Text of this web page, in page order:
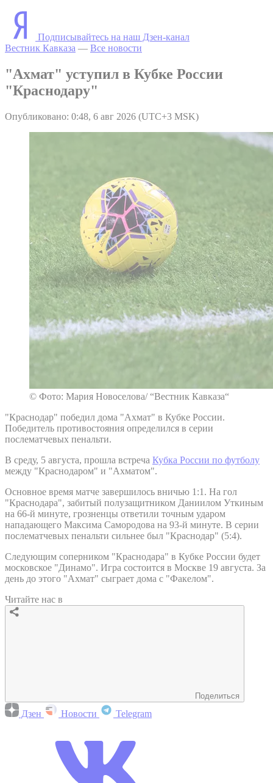
Подписывайтесь на наш Дзен-канал
Вестник Кавказа — Все новости
"Ахмат" уступил в Кубке России
"Краснодару"
Опубликовано: 0:48, 6 авг 2026 (UTC+3 MSK)
© Фото: Мария Новоселова/ “Вестник Кавказа“
"Краснодар" победил дома "Ахмат" в Кубке России.
Победитель противостояния определился в серии
послематчевых пенальти.
В среду, 5 августа, прошла встреча Кубка России по футболу
между "Краснодаром" и "Ахматом".
Основное время матче завершилось вничью 1:1. На гол
"Краснодара", забитый полузащитником Даниилом Уткиным
на 66-й минуте, грозненцы ответили точным ударом
нападающего Максима Самородова на 93-й минуте. В серии
послематчевых пенальти сильнее был "Краснодар" (5:4).
Следующим соперником "Краснодара" в Кубке России будет
московское "Динамо". Игра состоится в Москве 19 августа. За
день до этого "Ахмат" сыграет дома с "Факелом".
Читайте нас в
Поделиться
Дзен Новости Telegram